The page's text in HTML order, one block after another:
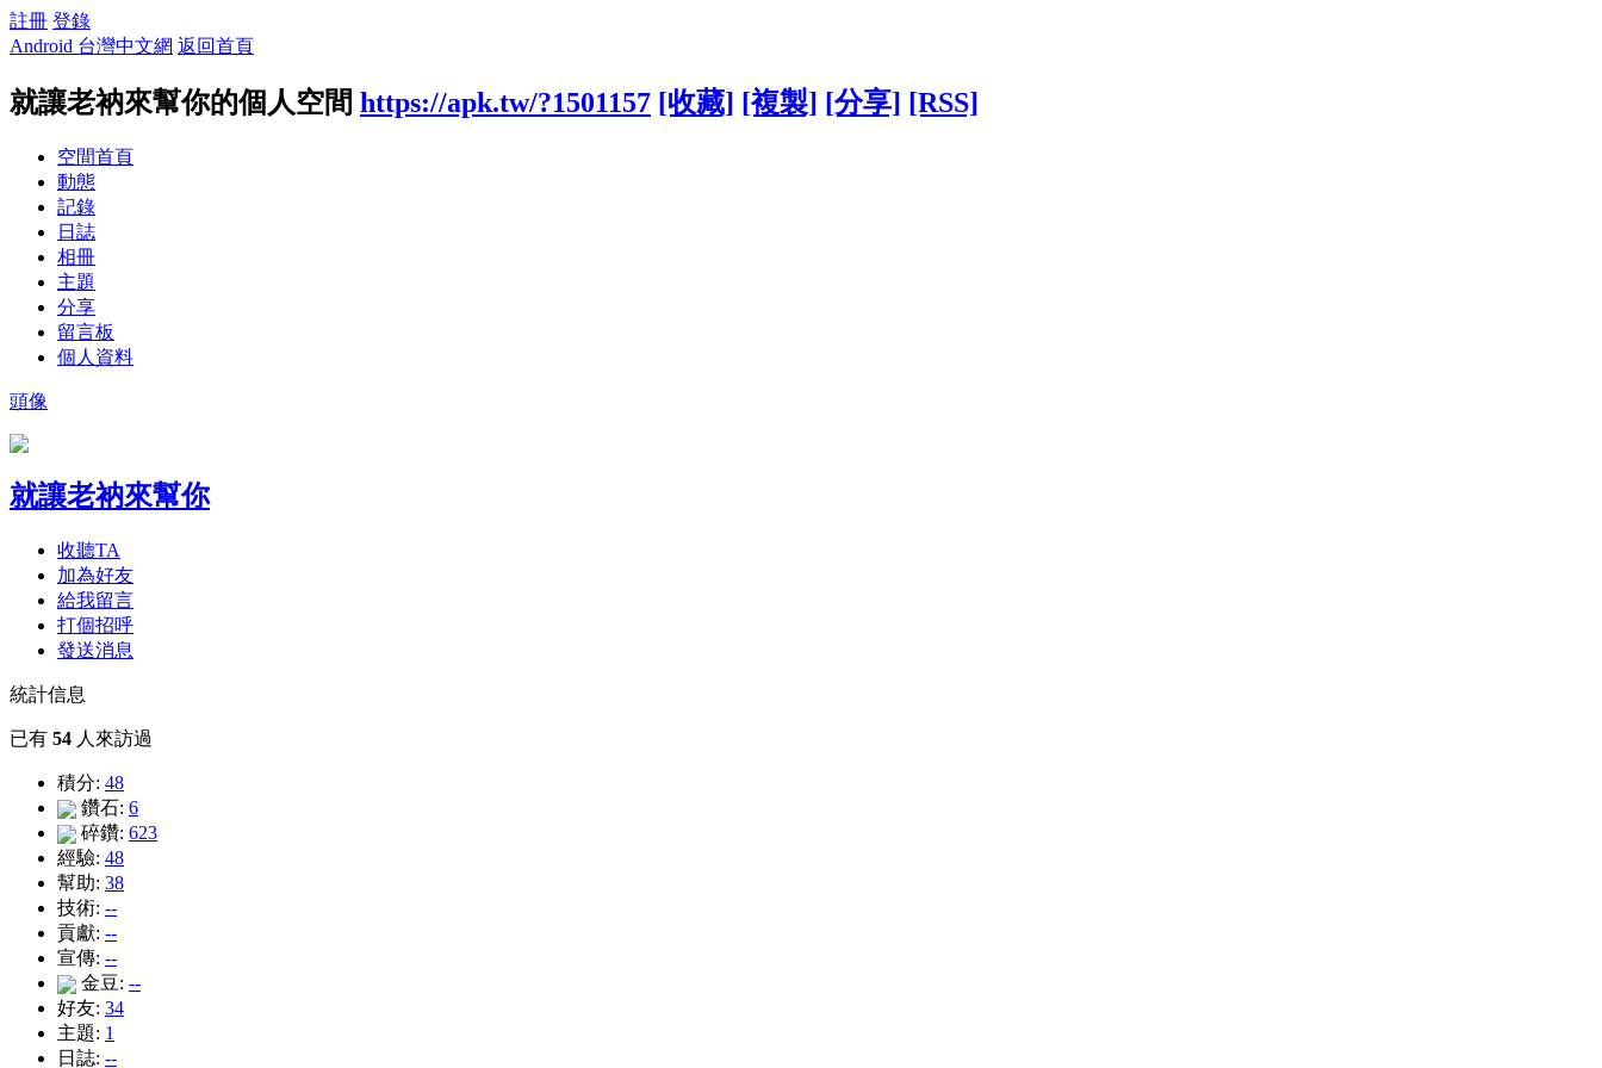
註冊 登錄
Android 台灣中文網 返回首頁
就讓老衲來幫你的個人空間 https://apk.tw/?1501157 [收藏] [複製] [分享] [RSS]
空間首頁
動態
記錄
日誌
相冊
主題
分享
留言板
個人資料
頭像
就讓老衲來幫你
收聽TA
加為好友
給我留言
打個招呼
發送消息
統計信息
已有 54 人來訪過
積分: 48
鑽石: 6
碎鑽: 623
經驗: 48
幫助: 38
技術: --
貢獻: --
宣傳: --
金豆: --
好友: 34
主題: 1
日誌: --